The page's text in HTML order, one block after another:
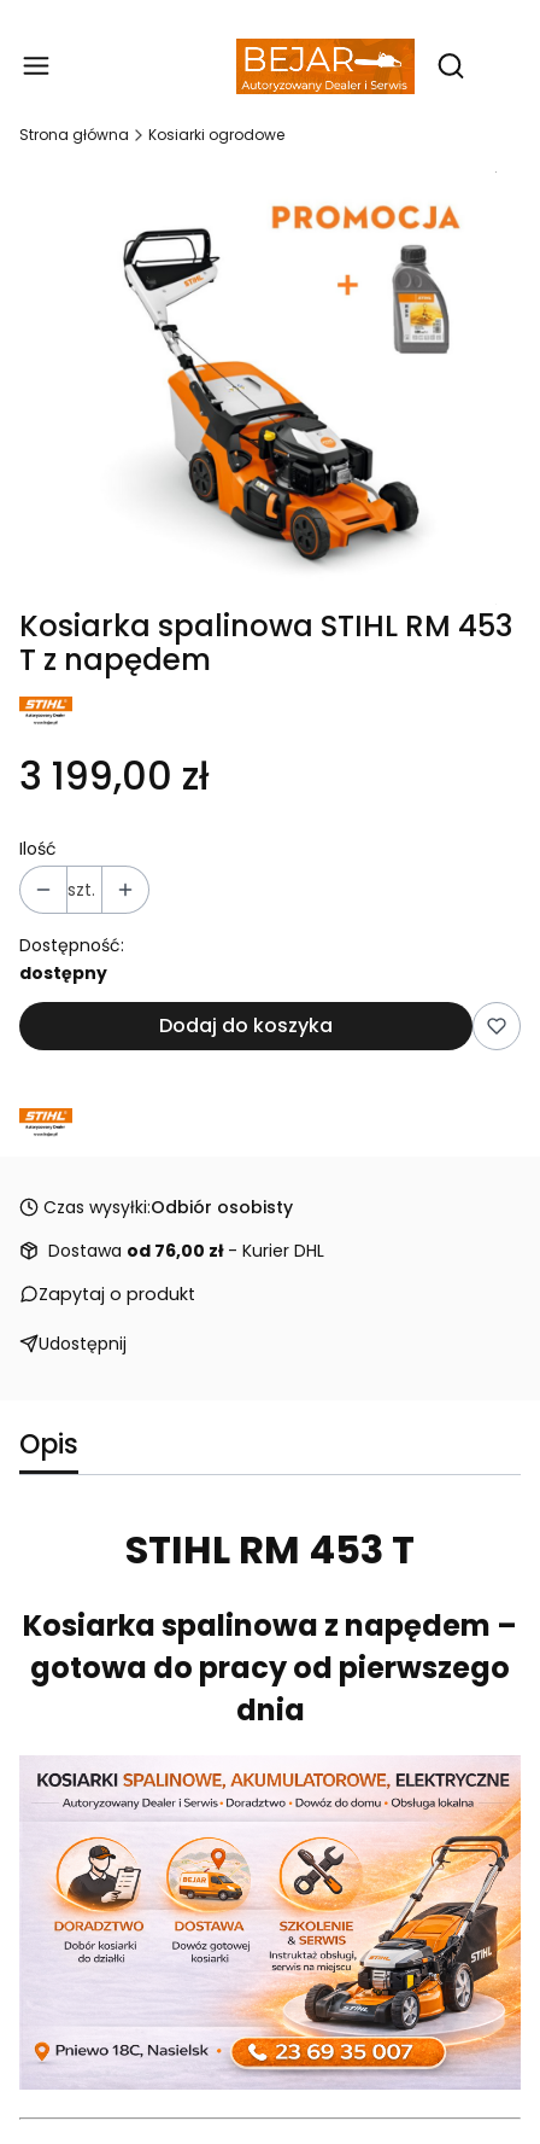
Otwórz
Strona główna Kosiarki ogrodowe
Kosiarka spalinowa STIHL RM 453
T z napędem
3 199,00 zł
Ilość
szt.
Dostępność:
dostępny
Dodaj do koszyka
Czas wysyłki:Odbiór osobisty
Dostawa od 76,00 zł - Kurier DHL
Zapytaj o produkt
Udostępnij
Opis
STIHL RM 453 T
Kosiarka spalinowa z napędem –
gotowa do pracy od pierwszego
dnia